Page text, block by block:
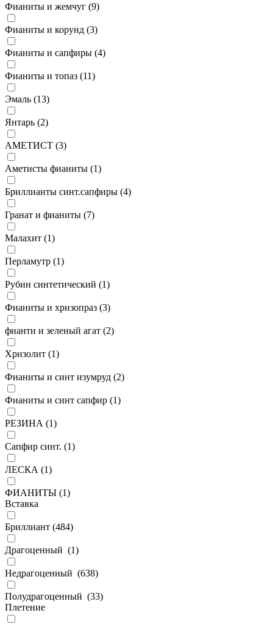
Фианиты и жемчуг (9)
Фианиты и корунд (3)
Фианиты и сапфиры (4)
Фианиты и топаз (11)
Эмаль (13)
Янтарь (2)
АМЕТИСТ (3)
Аметисты фианиты (1)
Бриллианты синт.сапфиры (4)
Гранат и фианиты (7)
Малахит (1)
Перламутр (1)
Рубин синтетический (1)
Фианиты и хризопраз (3)
фианти и зеленый агат (2)
Хризолит (1)
Фианиты и синт изумруд (2)
Фианиты и синт сапфир (1)
РЕЗИНА (1)
Сапфир синт. (1)
ЛЕСКА (1)
ФИАНИТЫ (1)
Вставка
Бриллиант (484)
Драгоценный (1)
Недрагоценный (638)
Полудрагоценный (33)
Плетение